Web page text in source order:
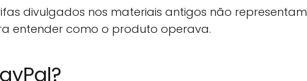
divulgados nos materiais antigos não representam
entender como o produto operava.